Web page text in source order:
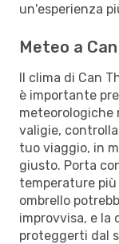
un'esperienza
Meteo a
Il clima di Can
è importante
meteorologiche
valigie,
tuo viaggio, in
giusto. Porta
temperature
ombrello
improvvisa, e la
proteggerti dal